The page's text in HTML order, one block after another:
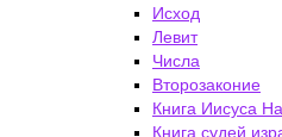
Исход
Левит
Числа
Второзаконие
Книга Иисуса
Книга судей